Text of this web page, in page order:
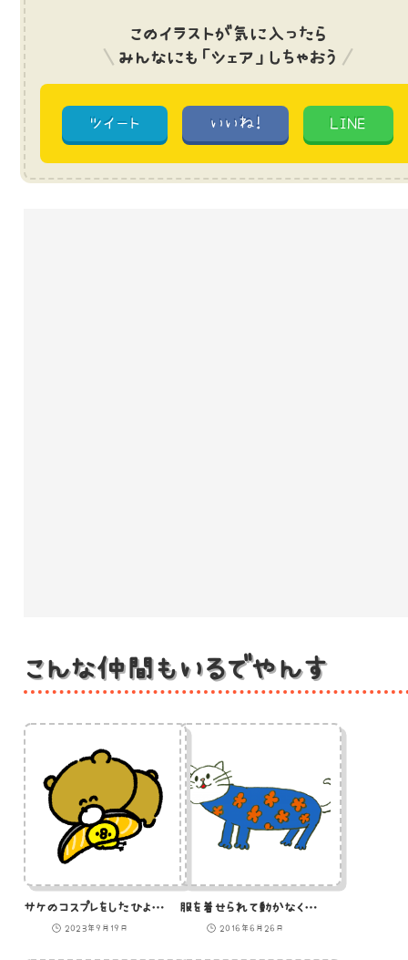
このイラストが気に入ったら
みんなにも「シェア」しちゃおう
ツイート いいね! LINE
こんな仲間もいるでやんす
サケのコスプレをしたひよこを間違えて運ぼうとする熊
2023年9月19日
服を着せられて動かなくなる猫のイラスト
2016年6月26日